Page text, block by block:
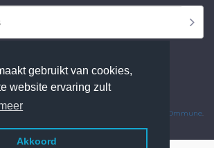
gebruikt van cookies,
website ervaring zult
Akkoord
Bilt. Alle rechten voorbehouden.
Ommune